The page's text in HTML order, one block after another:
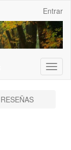
Entrar
RESEÑAS